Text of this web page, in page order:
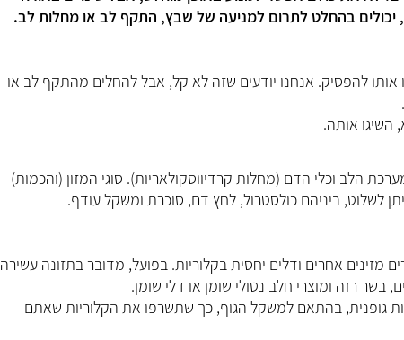
יכולים בהחלט לתרום למניעה של שבץ, התקף לב או מחלות לב.
להפסיק. אנחנו יודעים שזה לא קל, אבל להחלים מהתקף לב או
השיגו אותה.
הלב וכלי הדם (מחלות קרדיווסקולאריות). סוגי המזון (והכמות)
לשלוט, ביניהם כולסטרול, לחץ דם, סוכרת ומשקל עודף.
מזינים אחרים ודלים יחסית בקלוריות. בפועל, מדובר בתזונה עשירה
בשר רזה ומוצרי חלב נטולי שומן או דלי שומן.
גופנית, בהתאם למשקל הגוף, כך שתשרפו את הקלוריות שאתם